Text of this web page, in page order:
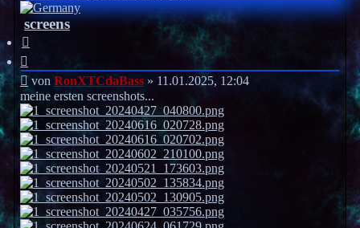
screens
Beitrag
von RonXTCdaBass » 11.01.2025, 12:04
meine ersten screenshots...